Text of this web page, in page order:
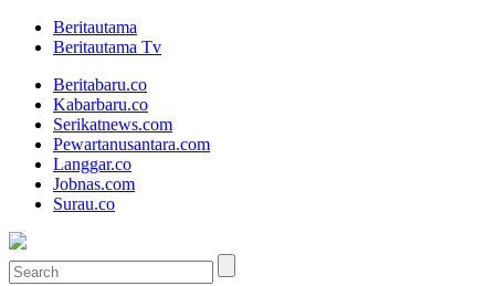
Beritautama
Beritautama Tv
Beritabaru.co
Kabarbaru.co
Serikatnews.com
Pewartanusantara.com
Langgar.co
Jobnas.com
Surau.co